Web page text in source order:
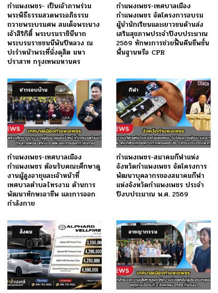
กำแพงเพชร- เป็นเจ้าภาพร่วม
พระพิธีธรรมสวดพระอภิธรรม
ถวายพระบรมศพ สมเด็จพระนาง
เจ้าสิริกิติ์ พระบรมราชินีนาถ
พระบรมราชชนนีพันปีหลวง ณ
ปะรำหน้าพระที่นั่งดุสิต มหา
ปราสาท กรุงเทพมหานคร
กำแพงเพชร-เทศบาลเมือง
กำแพงเพชร จัดโครงการอบรม
ผู้นำนักเรียนและเยาวชนด้านส่ง
เสริมสุขภาพประจำปีงบประมาณ
2569 ทักษะการช่วยฟื้นคืนชีพชั้น
พื้นฐานหรือ CPR
ข่าวรอบบ้าน
กำแพงเพชร-เทศบาลเมือง
กำแพงเพชร ต้อนรับคณะศึกษาดู
งานผู้สูงอายุและเจ้าหน้าที่
เทศบาลตำบลไทรงาม ด้านการ
พัฒนาทักษะอาชีพ และการออก
กำลังกาย
กีฬา
กำแพงเพชร-สมาคมกีฬาแห่ง
จังหวัดกำแพงเพชร จัดโครงการ
พัฒนาบุคลากรของสมาคมกีฬา
แห่งจังหวัดกำแพงเพชร ประจำ
ปีงบประมาณ พ.ศ. 2569
สังคม อาชญากรรม